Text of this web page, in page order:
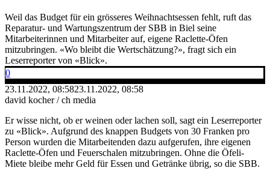
Weil das Budget für ein grösseres Weihnachtsessen fehlt, ruft das
Reparatur- und Wartungszentrum der SBB in Biel seine
Mitarbeiterinnen und Mitarbeiter auf, eigene Raclette-Öfen
mitzubringen. «Wo bleibt die Wertschätzung?», fragt sich ein
Leserreporter von «Blick».
0
23.11.2022, 08:5823.11.2022, 08:58
david kocher / ch media
Er wisse nicht, ob er weinen oder lachen soll, sagt ein Leserreporter
zu «Blick». Aufgrund des knappen Budgets von 30 Franken pro
Person wurden die Mitarbeitenden dazu aufgerufen, ihre eigenen
Raclette-Öfen und Feuerschalen mitzubringen. Ohne die Öfeli-
Miete bleibe mehr Geld für Essen und Getränke übrig, so die SBB.